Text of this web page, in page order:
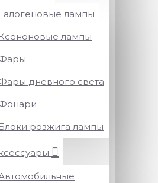
Галогеновые лампы
Ксеноновые лампы
дневного света
Блоки розжига лампы